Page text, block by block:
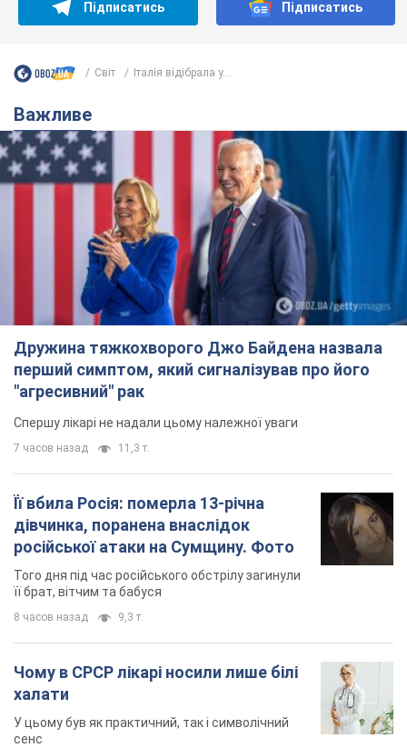
Підписатись Підписатись
Світ Італія відібрала у...
Важливе
Дружина тяжкохворого Джо Байдена назвала
перший симптом, який сигналізував про його
"агресивний" рак
Спершу лікарі не надали цьому належної уваги
7 часов назад 11,3 т.
Її вбила Росія: померла 13-річна
дівчинка, поранена внаслідок
російської атаки на Сумщину. Фото
Того дня під час російського обстрілу загинули
її брат, вітчим та бабуся
8 часов назад 9,3 т.
Чому в СРСР лікарі носили лише білі
халати
У цьому був як практичний, так і символічний
сенс